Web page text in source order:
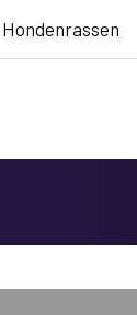
Hondenrassen